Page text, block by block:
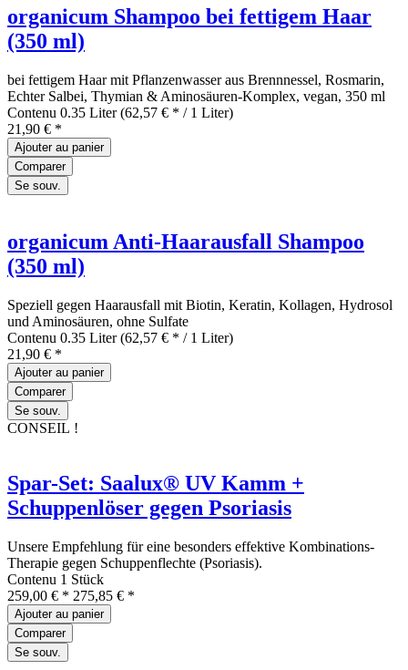
organicum Shampoo bei fettigem Haar
(350 ml)
bei fettigem Haar mit Pflanzenwasser aus Brennnessel, Rosmarin,
Echter Salbei, Thymian & Aminosäuren-Komplex, vegan, 350 ml
Contenu 0.35 Liter(62,57 € * / 1 Liter)
21,90 € *
Ajouter au panier
Comparer
Se souv.
organicum Anti-Haarausfall Shampoo
(350 ml)
Speziell gegen Haarausfall mit Biotin, Keratin, Kollagen, Hydrosol
und Aminosäuren, ohne Sulfate
Contenu 0.35 Liter(62,57 € * / 1 Liter)
21,90 € *
Ajouter au panier
Comparer
Se souv.
CONSEIL !
Spar-Set: Saalux® UV Kamm +
Schuppenlöser gegen Psoriasis
Unsere Empfehlung für eine besonders effektive Kombinations-
Therapie gegen Schuppenflechte (Psoriasis).
Contenu 1 Stück
259,00 € * 275,85 € *
Ajouter au panier
Comparer
Se souv.